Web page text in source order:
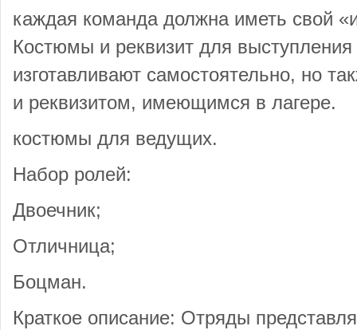
каждая команда должна иметь свой
Костюмы и реквизит для
изготавливают самостоятельно, но
и реквизитом, имеющимся в лагере.
костюмы для ведущих.
Набор ролей:
Двоечник;
Отличница;
Боцман.
Краткое описание: Отряды